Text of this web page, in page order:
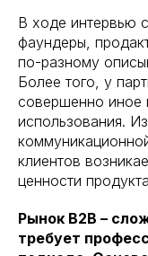
В ходе интервью
фаундеры,
по-разному
Более того, у
совершенно иное
использования.
клиентов
ценности
Рынок B2B –
требует